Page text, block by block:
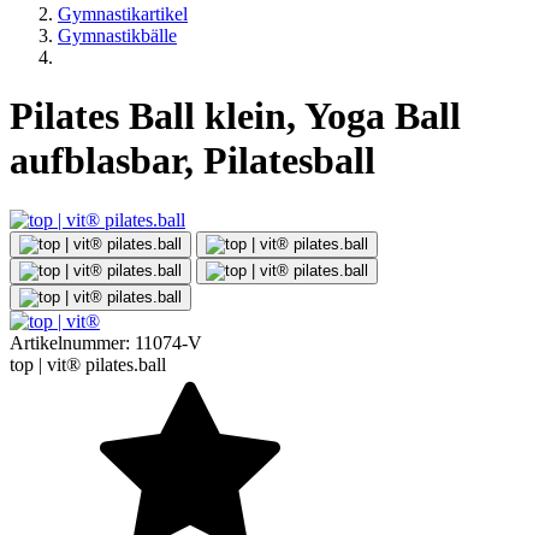
Gymnastikartikel
Gymnastikbälle
Pilates Ball klein, Yoga Ball
aufblasbar, Pilatesball
Artikelnummer: 11074-V
top | vit® pilates.ball